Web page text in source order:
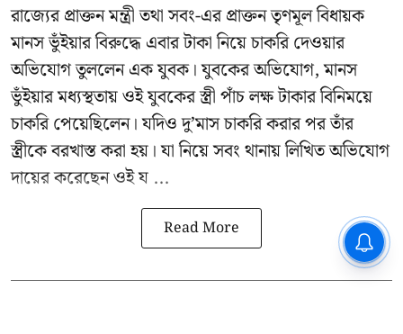
রাজ্যের প্রাক্তন মন্ত্রী তথা সবং-এর প্রাক্তন তৃণমূল বিধায়ক
মানস ভুঁইয়ারবিরুদ্ধে এবার টাকা নিয়ে চাকরি দেওয়ার
অভিযোগ তুললেন এক যুবক। যুবকের অভিযোগ, মানস
ভুঁইয়ার মধ্যস্থতায় ওই যুবকের স্ত্রী পাঁচ লক্ষ টাকার বিনিময়ে
চাকরি পেয়েছিলেন। যদিও দু’মাস চাকরি করার পর তাঁর
স্ত্রীকে বরখাস্ত করা হয়। যা নিয়ে সবং থানায় লিখিত অভিযোগ
দায়ের করেছেন ওই য ...
Read More
CPIM: ৬০ লক্ষ নাম বিবেচনাধীন রেখে
ভোট ঘোষণার প্রতিবাদ - আদালতের